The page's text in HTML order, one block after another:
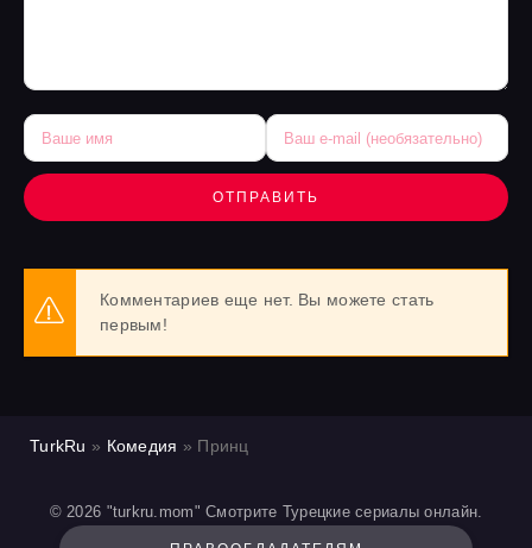
ОТПРАВИТЬ
Комментариев еще нет. Вы можете стать
первым!
TurkRu » Комедия » Принц
© 2026 "turkru.mom" Смотрите Турецкие сериалы онлайн.